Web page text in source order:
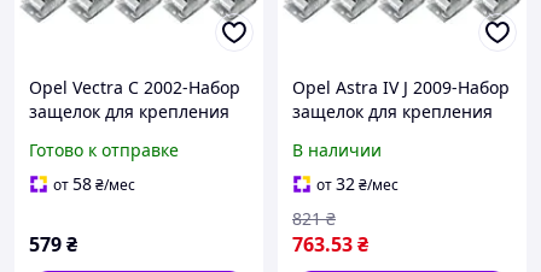
Opel Vectra C 2002-Набор
защелок для крепления
комплектект, арт. DA-
15339
Готово к отправке
от58₴/мес
579₴
Opel Astra IV J 2009-Набор
защелок для крепления
комплектект, арт. DA-
15331
В наличии
от32₴/мес
763.53₴
821 ₴